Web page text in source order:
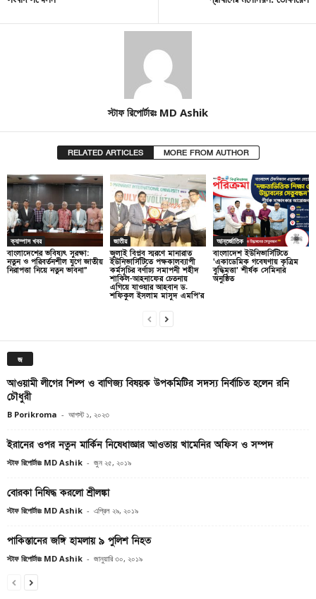
স্টাফ রিপোর্টারঃ MD Ashik
RELATED ARTICLES MORE FROM AUTHOR
ক্যাম্পাস খবর
বাংলাদেশের ভবিষ্যৎ সুরক্ষা:
নতুন ও পরিবর্তনশীল যুগে জাতীয়
নিরাপত্তা নিয়ে নতুন ভাবনা”
জাতীয়
জুলাই বিপ্লব স্মরণে মানারাত
ইউনিভার্সিটিতে পক্ষকালব্যাপী
কর্মসূচির বর্ণাঢ্য সমাপনী শহীদ
শাকিল-আহনাফের চেতনায়
এগিয়ে যাওয়ার আহবান ড.
শফিকুল ইসলাম মাসুদ এমপি’র
আন্তর্জাতিক
বাংলাদেশ ইউনিভার্সিটিতে
‘একাডেমিক গবেষণায় কৃত্রিম
বুদ্ধিমত্তা’ শীর্ষক সেমিনার
অনুষ্ঠিত
জ
আওয়ামী লীগের শিল্প ও বাণিজ্য বিষয়ক উপকমিটির সদস্য নির্বাচিত হলেন রনি
চৌধুরী
B Porikroma - আগস্ট ১, ২০২৩
ইরানের ওপর নতুন মার্কিন নিষেধাজ্ঞার আওতায় খামেনির অফিস ও সম্পদ
স্টাফ রিপোর্টারঃ MD Ashik - জুন ২৫, ২০১৯
বোরকা নিষিদ্ধ করলো শ্রীলঙ্কা
স্টাফ রিপোর্টারঃ MD Ashik - এপ্রিল ২৯, ২০১৯
পাকিস্তানের জঙ্গি হামলায় ৯ পুলিশ নিহত
স্টাফ রিপোর্টারঃ MD Ashik - জানুয়ারি ৩০, ২০১৯